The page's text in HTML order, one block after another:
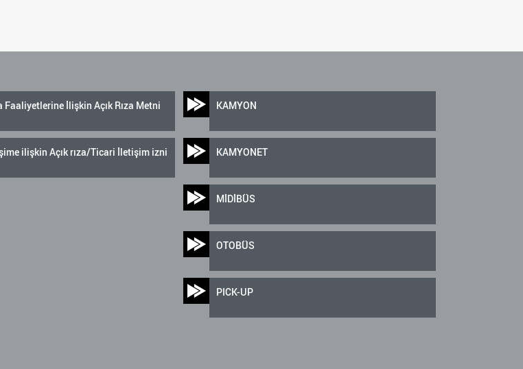
Faaliyetlerine İlişkin Açık Rıza Metni
ilişkin Açık rıza/Ticari İletişim izni
KAMYON
KAMYONET
MİDİBÜS
OTOBÜS
PICK-UP